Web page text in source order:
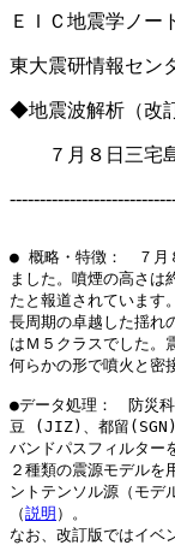
ＥＩＣ地震学
東大震研情報セン
◆地震波解析（改
７月８日三宅島
● 概略・特徴：　７月
ました。噴煙の高さは
たと報道されています
長周期の卓越した揺れ
はＭ５クラスでした。
何らかの形で噴火と密
●データ処理：　防災
豆 (JIZ)、都留(SGN)
バンドパスフィルター
２種類の震源モデルを
ントテンソル源（モデ
（説明 ）。
なお、改訂版ではイ